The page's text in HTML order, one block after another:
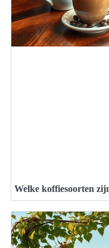
Welke koffiesoorten